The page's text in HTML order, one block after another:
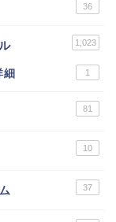
36
1,023
細 1
81
10
37